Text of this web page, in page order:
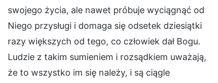
swojego życia, ale nawet próbuje wyciągnąć od
Niego przysługi i domaga się odsetek dziesiątki
razy większych od tego, co człowiek dał Bogu.
Ludzie z takim sumieniem i rozsądkiem uważają,
że to wszystko im się należy, i są ciągle